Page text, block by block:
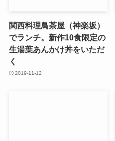
関西料理鳥茶屋（神楽坂）
でランチ。新作10食限定の
生湯葉あんかけ丼をいただ
く
2019-11-12